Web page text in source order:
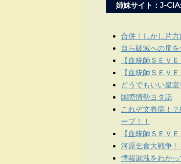
姉妹サイト：J-
合併！しかし片
自ら破滅への扉
【血統師ＳＥＶ
【血統師ＳＥＶ
どうでもいい皇
国際情勢ヨタ話
これぞ文春病！
ーブ！！
【血統師ＳＥＶ
河原乞食大戦争
情報漏洩をわか